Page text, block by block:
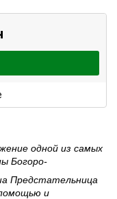
одной из самых
Богоро-
Предстательница
и